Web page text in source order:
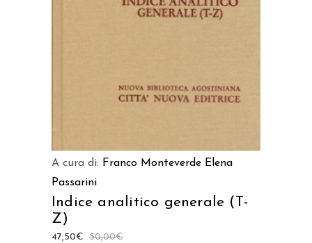
AGGIUNGI AL CARRELLO
A cura di: Franco Monteverde Elena
Passarini
Indice analitico generale (T-
Z)
50,00€
47,50€